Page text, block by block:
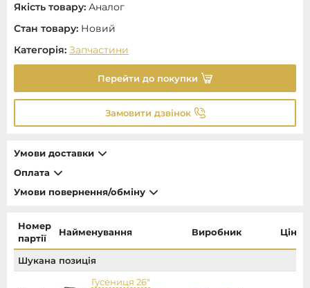
Якість товару: Аналог
Стан товару: Новий
Категорія: Запчастини
Перейти до покупки
Замовити дзвінок
Умови доставки
Оплата
Умови повернення/обміну
Номер
партії
Найменування Виробник Ціна
Шукана позиція
Гусениця 26"